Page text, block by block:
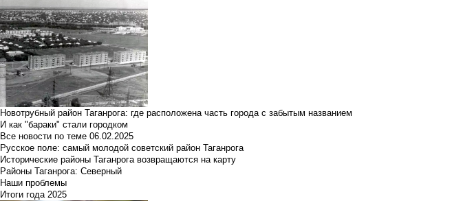
Новотрубный район Таганрога: где расположена часть города с забытым названием
И как "бараки" стали городком
Все новости по теме 06.02.2025
Русское поле: самый молодой советский район Таганрога
Исторические районы Таганрога возвращаются на карту
Районы Таганрога: Северный
Наши проблемы
Итоги года 2025